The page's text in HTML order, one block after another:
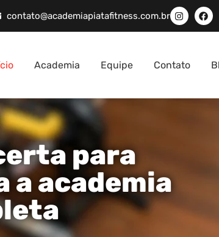
contato@academiapiatafitness.com.br
Academia Equipe Contato
para
a academia